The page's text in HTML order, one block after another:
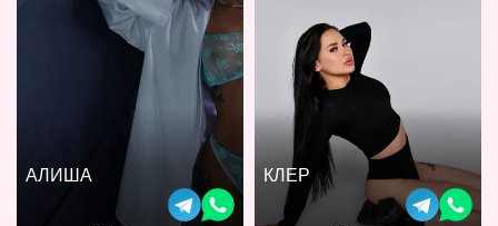
АЛИША КЛЕР